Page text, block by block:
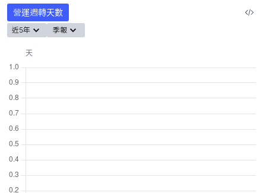
營運週轉天數
近5年 季報